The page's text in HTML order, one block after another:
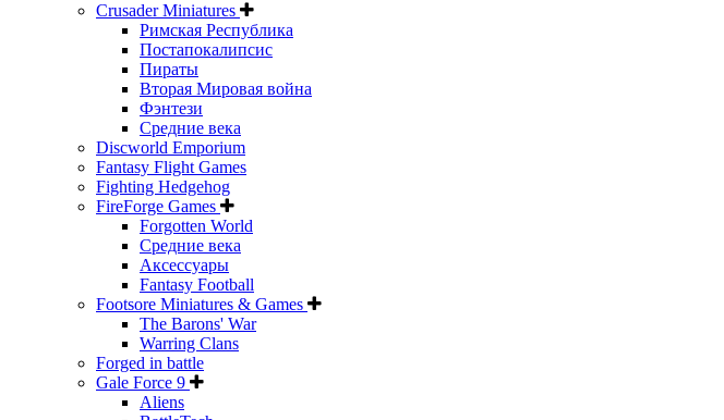
Crusader Miniatures
Римская Республика
Постапокалипсис
Пираты
Вторая Мировая война
Фэнтези
Средние века
Discworld Emporium
Fantasy Flight Games
Fighting Hedgehog
FireForge Games
Forgotten World
Средние века
Аксессуары
Fantasy Football
Footsore Miniatures & Games
The Barons' War
Warring Clans
Forged in battle
Gale Force 9
Aliens